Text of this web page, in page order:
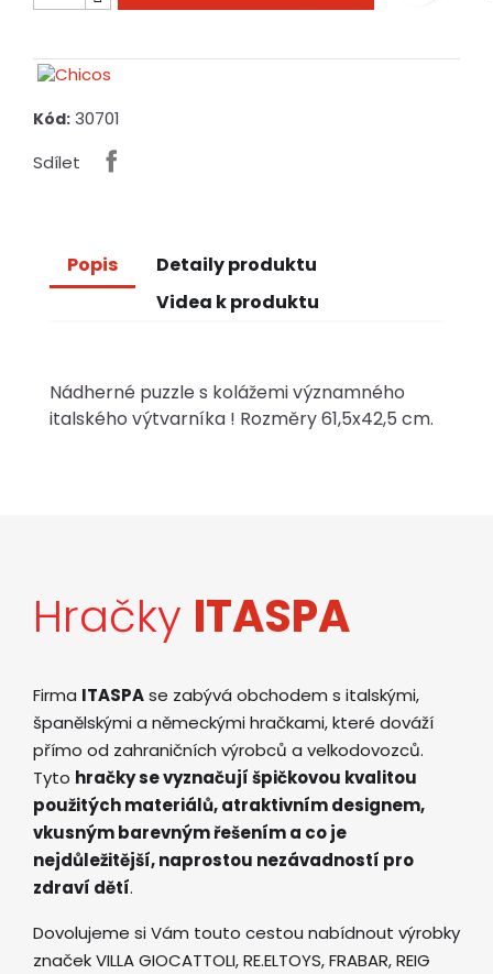
Kód: 30701
Sdílet
Popis
Detaily produktu
Videa k produktu
Nádherné puzzle s kolážemi významného
italského výtvarníka ! Rozměry 61,5x42,5 cm.
Hračky ITASPA
Firma ITASPAse zabývá obchodem s italskými,
španělskými a německými hračkami, které dováží
přímo od zahraničních výrobců a velkodovozců.
Tyto hračky se vyznačují špičkovou kvalitou
použitých materiálů, atraktivním designem,
vkusným barevným řešením a co je
nejdůležitější, naprostou nezávadností pro
zdraví dětí.
Dovolujeme si Vám touto cestou nabídnout výrobky
značek VILLA GIOCATTOLI, RE.ELTOYS, FRABAR, REIG